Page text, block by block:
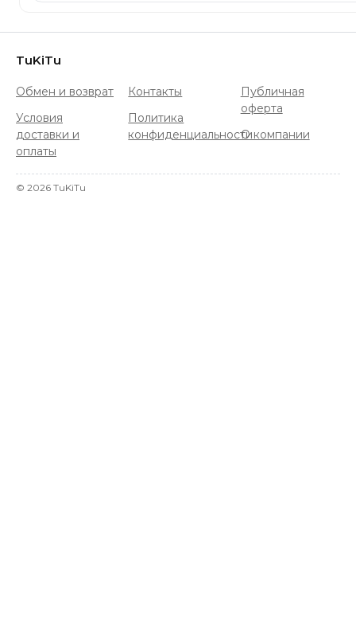
TuKiTu
Обмен и возврат
Условия
доставки и
оплаты
Контакты
Политика
конфиденциальности
Публичная
оферта
О компании
© 2026 TuKiTu